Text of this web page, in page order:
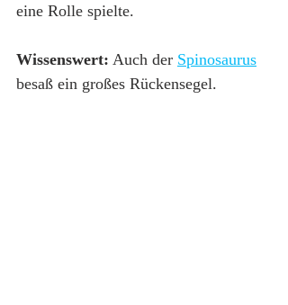
eine Rolle spielte.
Wissenswert: Auch der Spinosaurus
besaß ein großes Rückensegel.